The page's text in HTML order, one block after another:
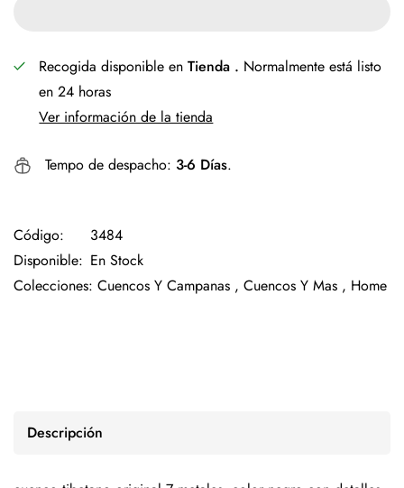
Recogida disponible enTienda . Normalmente está listo
en 24 horas
Ver información de la tienda
Tempo de despacho: 3-6 Días.
Código:
3484
Disponible: En Stock
Colecciones: Cuencos Y Campanas , Cuencos Y Mas , Home
Descripción